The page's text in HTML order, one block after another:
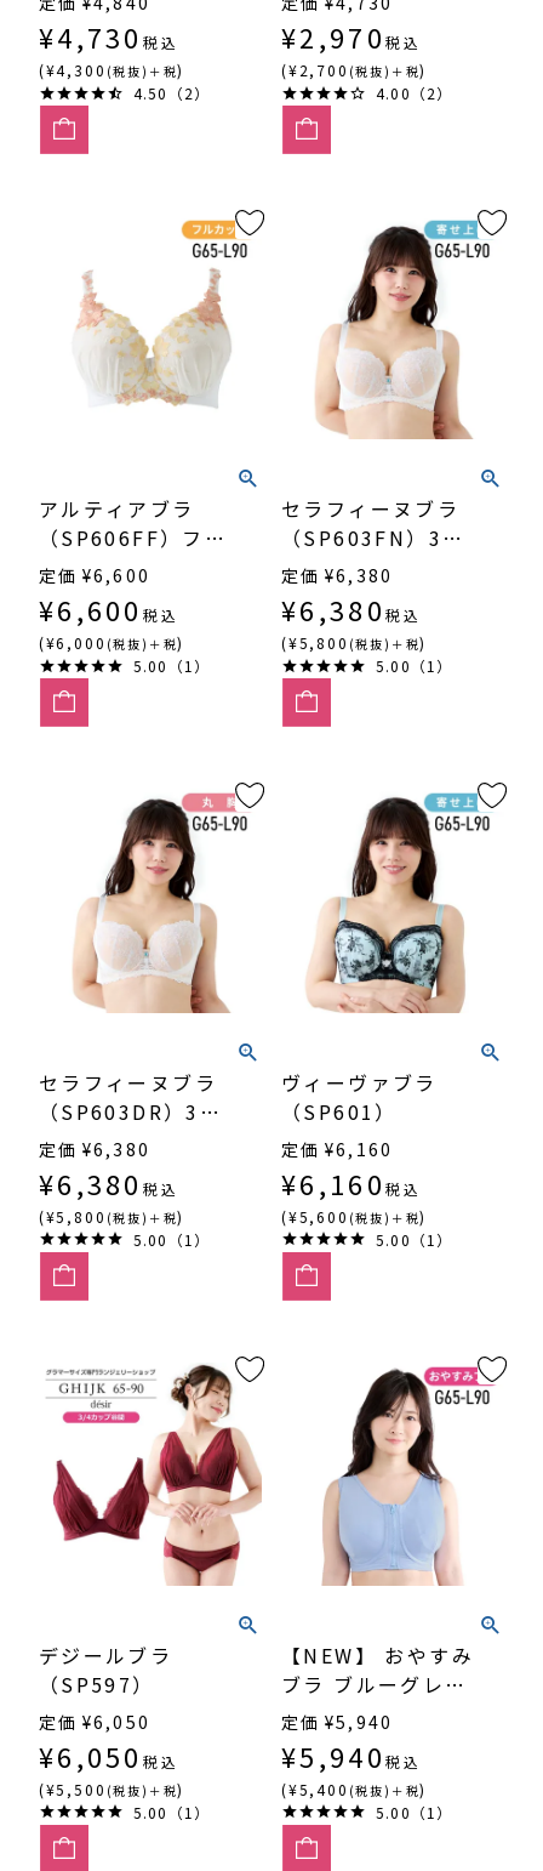
（SP-552）
¥4,730 税込
(¥4,300 (税抜)＋税)
4.50（2）
¥2,970 税込
(¥2,700 (税抜)＋税)
4.00（2）
アルティアブラ
（SP606FF）フル
カップ
定価 ¥6,600
¥6,600 税込
(¥6,000 (税抜)＋税)
5.00（1）
セラフィーヌブラ
（SP603FN）3/4
カップ寄せ上げ
定価 ¥6,380
¥6,380 税込
(¥5,800 (税抜)＋税)
5.00（1）
セラフィーヌブラ
（SP603DR）3/4
カップ丸胸
定価 ¥6,380
¥6,380 税込
(¥5,800 (税抜)＋税)
5.00（1）
ヴィーヴァブラ
（SP601）
定価 ¥6,160
¥6,160 税込
(¥5,600 (税抜)＋税)
5.00（1）
デジールブラ
（SP597）
定価 ¥6,050
¥6,050 税込
(¥5,500 (税抜)＋税)
5.00（1）
【NEW】 おやすみ
ブラ ブルーグレー
（SP612）
定価 ¥5,940
¥5,940 税込
(¥5,400 (税抜)＋税)
5.00（1）